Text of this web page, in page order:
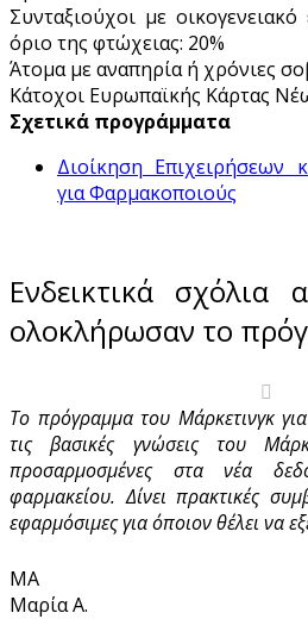
Συνταξιούχοι με
όριο της φτώχειας: 20%
Άτομα με αναπηρία ή χρόνιες
Κάτοχοι Ευρωπαϊκής Κάρτας
Σχετικά προγράμματα
Διοίκηση Επιχειρήσεων
για Φαρμακοποιούς
Ενδεικτικά
ολοκλήρωσαν το
Το πρόγραμμα του Μάρκετινγκ
τις βασικές γνώσεις του
προσαρμοσμένες στα νέα
φαρμακείου. Δίνει πρακτικές
εφαρμόσιμες για όποιον θέλει να
ΜΑ
Μαρία Α.